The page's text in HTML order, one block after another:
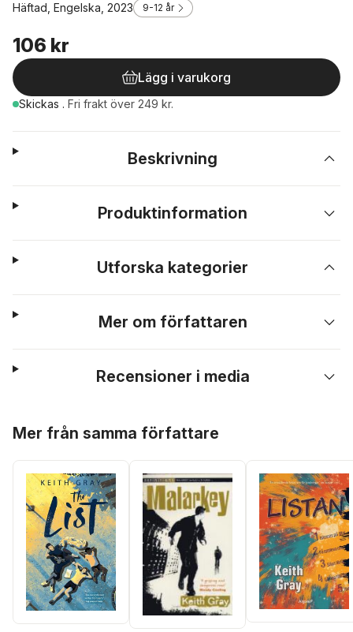
Häftad, Engelska, 2023
9-12 år
106 kr
Lägg i varukorg
Skickas . Fri frakt över 249 kr.
Beskrivning
Produktinformation
Utforska kategorier
Mer om författaren
Recensioner i media
Mer från samma författare